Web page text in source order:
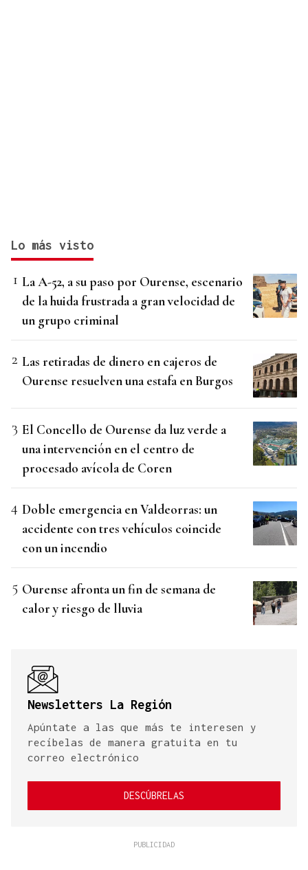
Lo más visto
La A-52, a su paso por Ourense, escenario
de la huida frustrada a gran velocidad de
un grupo criminal
Las retiradas de dinero en cajeros de
Ourense resuelven una estafa en Burgos
El Concello de Ourense da luz verde a
una intervención en el centro de
procesado avícola de Coren
Doble emergencia en Valdeorras: un
accidente con tres vehículos coincide
con un incendio
Ourense afronta un fin de semana de
calor y riesgo de lluvia
Newsletters La Región
Apúntate a las que más te interesen y
recíbelas de manera gratuita en tu
correo electrónico
DESCÚBRELAS